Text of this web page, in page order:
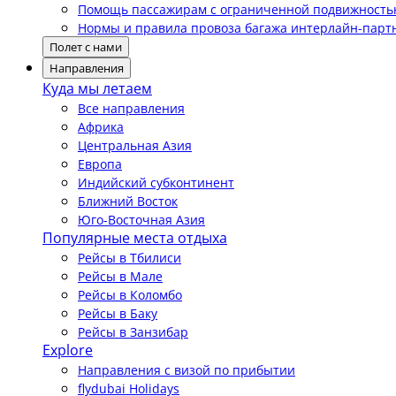
Помощь пассажирам с ограниченной
Нормы и правила провоза багажа интерлайн-
Полет с нами
Направления
Куда мы летаем
Все направления
Африка
Центральная Азия
Европа
Индийский субконтинент
Ближний Восток
Юго-Восточная Азия
Популярные места отдыха
Рейсы в Тбилиси
Рейсы в Мале
Рейсы в Коломбо
Рейсы в Баку
Рейсы в Занзибар
Explore
Направления с визой по прибытии
flydubai Holidays